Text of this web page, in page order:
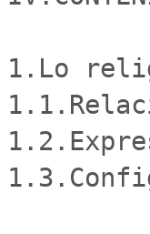
1.Lo